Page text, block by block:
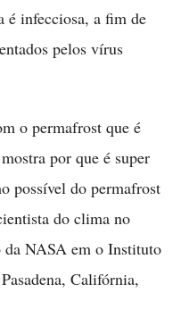
é infecciosa, a fim de
pelos vírus
o permafrost que é
por que é super
possível do permafrost
do clima no
da NASA em o Instituto
Califórnia,